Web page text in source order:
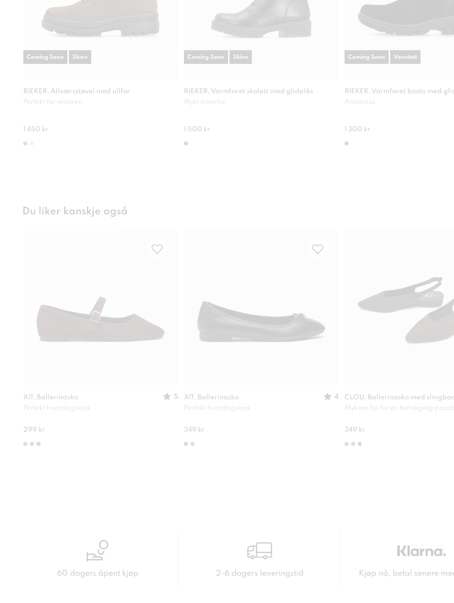
RIEKER, Allværsstøvel med ullfor
Perfekt for vinteren
1 450 kr
Coming Soon Skinn
RIEKER, Varmforet skolett med glidelås
Mykt innerfor
1 500 kr
Coming Soon Skinn
RIEKER, Varmforet boots med
Antistress
1 300 kr
Coming Soon Vanntett
Du liker kanskje også
XIT, Ballerinasko
5
Perfekt hverdagslook
299 kr
XIT, Ballerinasko
4
Perfekt hverdagslook
349 kr
CLOU, Ballerinasko med
Mykere for for en behagelig
349 kr
60 dagers åpent kjøp 2-6 dagers leveringstid Kjøp nå, betal senere